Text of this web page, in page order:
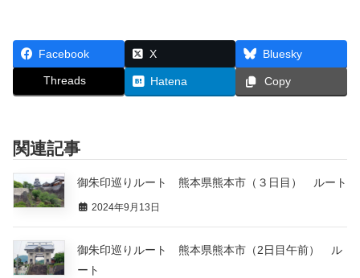
Facebook X Bluesky
Threads Hatena Copy
関連記事
御朱印巡りルート 熊本県熊本市（３日目） ルート
2024年9月13日
御朱印巡りルート 熊本県熊本市（2日目午前） ル
ート